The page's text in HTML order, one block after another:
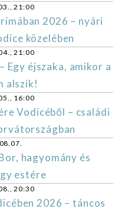
21:00
2026 – nyári
közelében
21:00
Egy éjszaka, amikor a
alszik!
16:00
Vodicéből – családi
hagyomány és
estére
20:30
2026 – táncos